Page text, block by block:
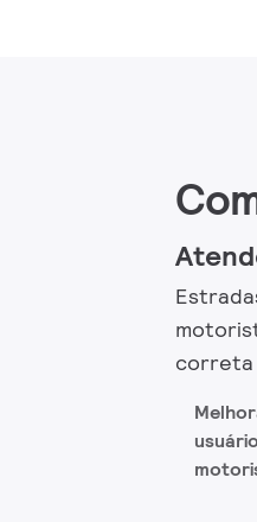
correta